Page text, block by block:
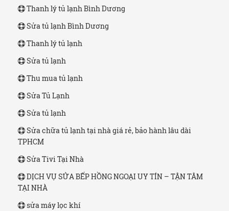
Thanh lý tủ lạnh Bình Dương
Sửa tủ lạnh Bình Dương
Thanh lý tủ lạnh
Sửa tủ lạnh
Thu mua tủ lạnh
Sửa Tủ Lạnh
Sửa tủ lạnh
Sửa chữa tủ lạnh tại nhà giá rẻ, bảo hành lâu dài
TPHCM
Sửa Tivi Tại Nhà
DỊCH VỤ SỬA BẾP HỒNG NGOẠI UY TÍN – TẬN TÂM
TẠI NHÀ
sửa máy lọc khí